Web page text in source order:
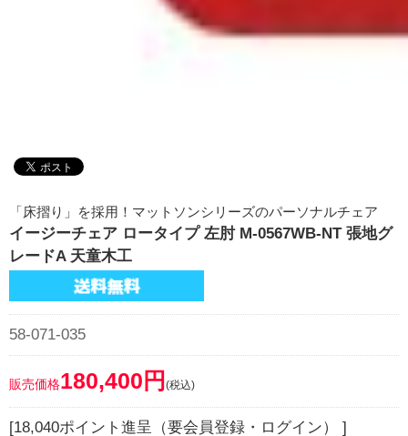
「床摺り」を採用！マットソンシリーズのパーソナルチェア
イージーチェア ロータイプ 左肘 M-0567WB-NT 張地グ
レードA 天童木工
58-071-035
販売価格180,400円 (税込)
[18,040ポイント進呈（要会員登録・ログイン） ]